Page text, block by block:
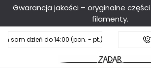
Gwarancja jakości – oryginalne
filamenty.
sam dzień do 14:00 (pon. - pt.), sobota do 11:00
Darmowa